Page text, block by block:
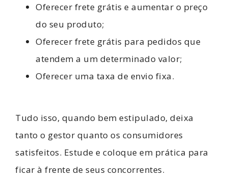
Oferecer frete grátis e aumentar o preço
do seu produto;
Oferecer frete grátis para pedidos que
atendem a um determinado valor;
Oferecer uma taxa de envio fixa.
Tudo isso, quando bem estipulado, deixa
tanto o gestor quanto os consumidores
satisfeitos. Estude e coloque em prática para
ficar à frente de seus concorrentes.